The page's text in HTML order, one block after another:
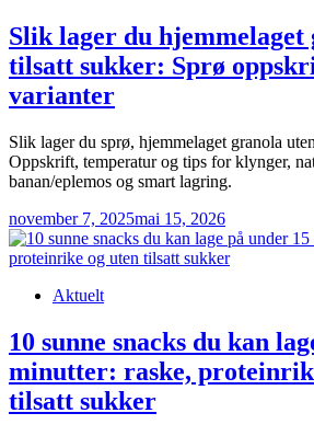
Slik lager du hjemmelaget
tilsatt sukker: Sprø
varianter
Slik lager du sprø, hjemmelaget granola
Oppskrift, temperatur og tips for klynger,
banan/eplemos og smart lagring.
november 7, 2025mai 15, 2026
Posted Aktuelt
10 sunne snacks du kan
minutter: raske,
tilsatt sukker